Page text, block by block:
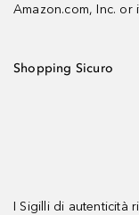
Amazon.com, Inc. or
Shopping Sicuro
I Sigilli di autenticità